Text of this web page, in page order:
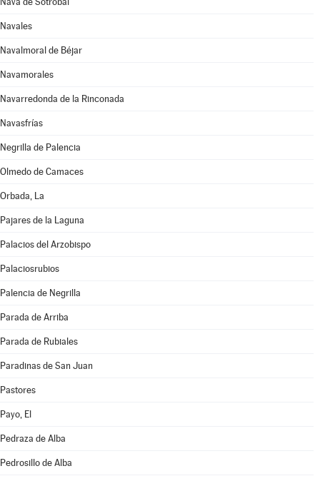
Navales
Navalmoral de Béjar
Navamorales
Navarredonda de la Rinconada
Navasfrías
Negrilla de Palencia
Olmedo de Camaces
Orbada, La
Pajares de la Laguna
Palacios del Arzobispo
Palaciosrubios
Palencia de Negrilla
Parada de Arriba
Parada de Rubiales
Paradinas de San Juan
Pastores
Payo, El
Pedraza de Alba
Pedrosillo de Alba